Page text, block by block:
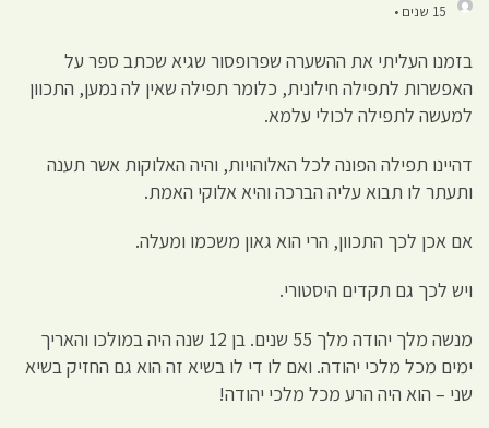
15 שנים •
בזמנו העליתי את ההשערה שפרופסור שגיא שכתב ספר על
האפשרות לתפילה חילונית, כלומר תפילה שאין לה נמען, התכוון
למעשה לתפילה לכולי עלמא.
דהיינו תפילה הפונה לכל האלוהויות, והיה האלוקות אשר תענה
ותעתר לו תבוא עליה הברכה והיא אלוקי האמת.
אם אכן לכך התכוון, הרי הוא גאון משכמו ומעלה.
ויש לכך גם תקדים היסטורי.
מנשה מלך יהודה מלך 55 שנים. בן 12 שנה היה במולכו והאריך
ימים מכל מלכי יהודה. ואם לו די לו בשיא זה הוא גם החזיק בשיא
שני – הוא היה הרע מכל מלכי יהודה!